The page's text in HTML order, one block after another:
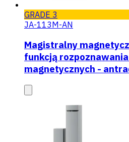
GRADE 3
JA-113M-AN
Magistralny
funkcją
magnetycznych -